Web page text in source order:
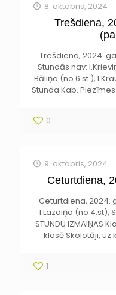
8. oktobris, 2024
Trešdiena,
Trešdiena, 2024.
Stundās nav:
Bāliņa (no 6.st.),
Stunda Kab.
0
9. oktobris, 2024
Ceturtdiena,
Ceturtdiena, 2024.
I.Lazdiņa (no 4.st),
STUNDU IZMAIŅAS
klasē Skolotāji,
1